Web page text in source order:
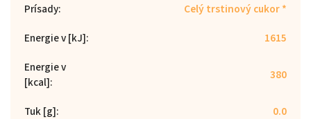
Prísady:
Celý trstinový cukor *
Energie v [kJ]:
1615
Energie v
[kcal]: 380
Tuk [g]:
0.0